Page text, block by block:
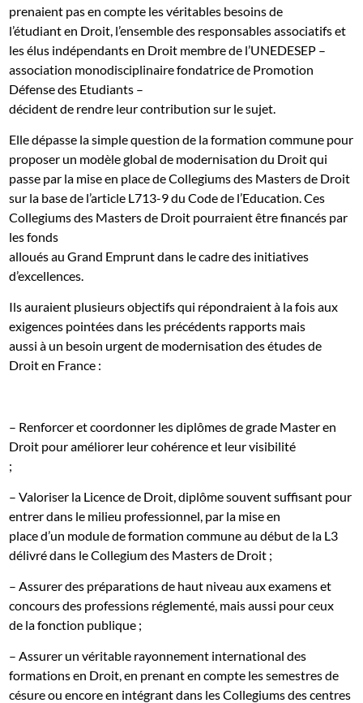
prenaient pas en compte les véritables besoins de
l’étudiant en Droit, l’ensemble des responsables associatifs et
les élus indépendants en Droit membre de l’UNEDESEP –
association monodisciplinaire fondatrice de Promotion
Défense des Etudiants –
décident de rendre leur contribution sur le sujet.
Elle dépasse la simple question de la formation commune pour
proposer un modèle global de modernisation du Droit qui
passe par la mise en place de Collegiums des Masters de Droit
sur la base de l’article L713-9 du Code de l’Education. Ces
Collegiums des Masters de Droit pourraient être financés par
les fonds
alloués au Grand Emprunt dans le cadre des initiatives
d’excellences.
Ils auraient plusieurs objectifs qui répondraient à la fois aux
exigences pointées dans les précédents rapports mais
aussi à un besoin urgent de modernisation des études de
Droit en France :
– Renforcer et coordonner les diplômes de grade Master en
Droit pour améliorer leur cohérence et leur visibilité
;
– Valoriser la Licence de Droit, diplôme souvent suffisant pour
entrer dans le milieu professionnel, par la mise en
place d’un module de formation commune au début de la L3
délivré dans le Collegium des Masters de Droit ;
– Assurer des préparations de haut niveau aux examens et
concours des professions réglementé, mais aussi pour ceux
de la fonction publique ;
– Assurer un véritable rayonnement international des
formations en Droit, en prenant en compte les semestres de
césure ou encore en intégrant dans les Collegiums des centres